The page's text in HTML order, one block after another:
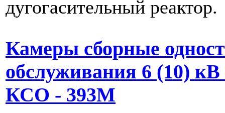
дугогасительный реактор.
Камеры сборные
обслуживания 6 (10) кВ
КСО - 393М